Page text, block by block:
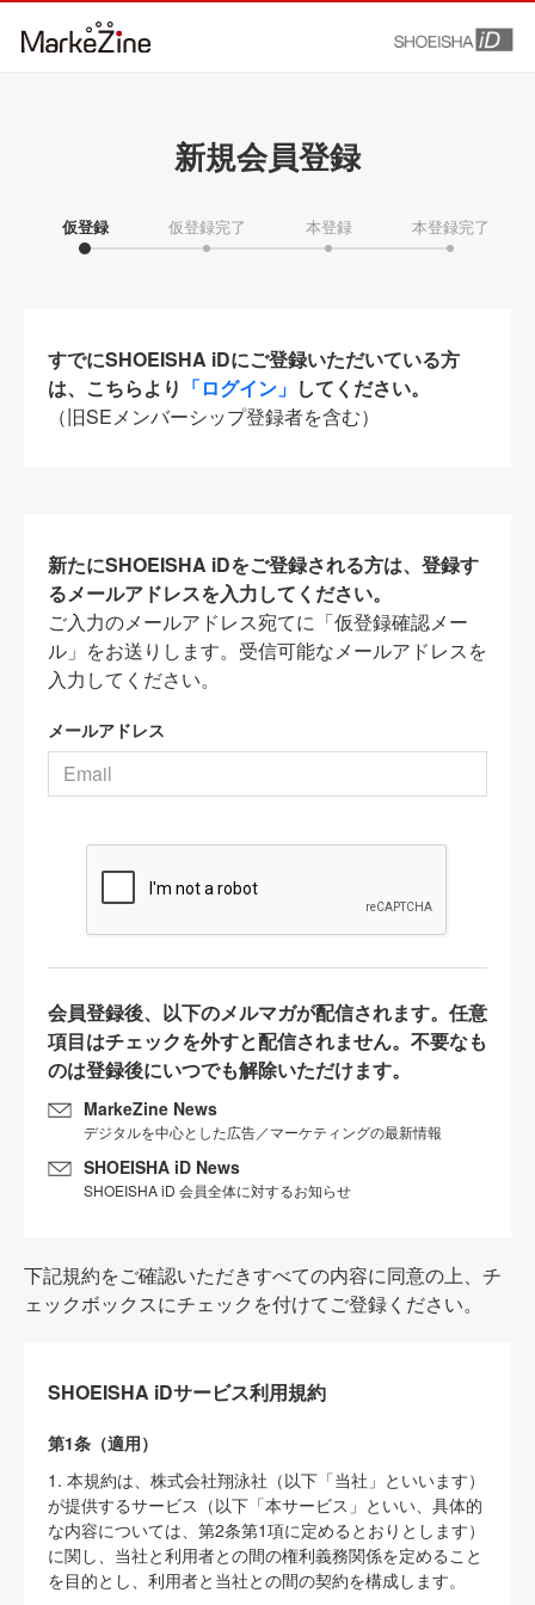
新規会員登録
仮登録 仮登録完了 本登録 本登録完了
すでにSHOEISHA iDにご登録いただいている方
は、こちらより 「ログイン」 してください。
（旧SEメンバーシップ登録者を含む）
新たにSHOEISHA iDをご登録される方は、登録す
るメールアドレスを入力してください。
ご入力のメールアドレス宛てに「仮登録確認メー
ル」をお送りします。受信可能なメールアドレスを
入力してください。
メールアドレス
会員登録後、以下のメルマガが配信されます。任意
項目はチェックを外すと配信されません。不要なも
のは登録後にいつでも解除いただけます。
MarkeZine News
デジタルを中心とした広告／マーケティングの最新情報
SHOEISHA iD News
SHOEISHA iD 会員全体に対するお知らせ
下記規約をご確認いただきすべての内容に同意の上、チ
ェックボックスにチェックを付けてご登録ください。
SHOEISHA iDサービス利用規約
第1条（適用）
1. 本規約は、株式会社翔泳社（以下「当社」といいます）
が提供するサービス（以下「本サービス」といい、具体的
な内容については、第2条第1項に定めるとおりとします）
に関し、当社と利用者との間の権利義務関係を定めること
を目的とし、利用者と当社との間の契約を構成します。